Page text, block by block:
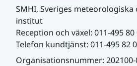
SMHI, Sveriges
institut
Reception och växel: 011-495 80
Telefon kundtjänst: 011-495 82
Organisationsnummer: 202100-